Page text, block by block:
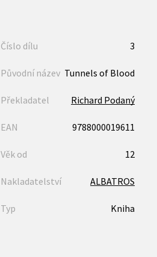
Číslo dílu 3
Původní název Tunnels of Blood
Překladatel Richard Podaný
EAN 9788000019611
Věk od 12
Nakladatelství ALBATROS
Typ Kniha